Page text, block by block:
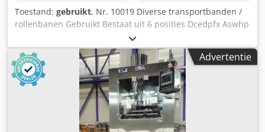
Toestand: gebruikt, Nr. 10019 Diverse transportbanden /
rollenbanen Gebruikt Bestaat uit 6 posities Dcedpfx Aswhp
H Nekrsk Pos. 1: Blauw transportband, ca. 8000 x 800 mm
LxB, gebruikt voor afval Pos. 2: Oranje transportband, ca.
12000 x 1200 mm LxB, als nieuw Pos. 4: Twee blauwe
verrijdbare transportbanden, elk ca. 10000 x 800 mm LxB
Pos. 5: Twee turquoise transportbanden, 1e band ca.
10000 x 1600 mm LxB, 2e band ca. 4500 x 1400 mm LxB,
zeer robuust - met stalen bodem, elk voorzien van een
nieuwe motor en tandwielkast vereist Pos. 6: Blauw
Advertentie